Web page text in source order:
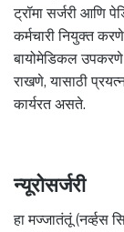
ट्रॉमा सर्जरी आणि
कर्मचारी नियुक्त
बायोमेडिकल उपकरणे
राखणे, यासाठी
कार्यरत असते.
न्यूरोसर्जरी
हा मज्जातंतूं (नर्व्हस